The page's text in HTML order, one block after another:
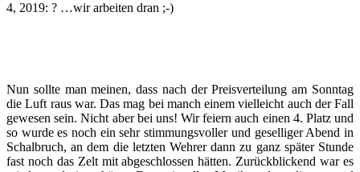
4, 2019: ? …wir arbeiten dran ;-)
Nun sollte man meinen, dass nach der Preisverteilung am Sonntag
die Luft raus war. Das mag bei manch einem vielleicht auch der Fall
gewesen sein. Nicht aber bei uns! Wir feiern auch einen 4. Platz und
so wurde es noch ein sehr stimmungsvoller und geselliger Abend in
Schalbruch, an dem die letzten Wehrer dann zu ganz später Stunde
fast noch das Zelt mit abgeschlossen hätten. Zurückblickend war es